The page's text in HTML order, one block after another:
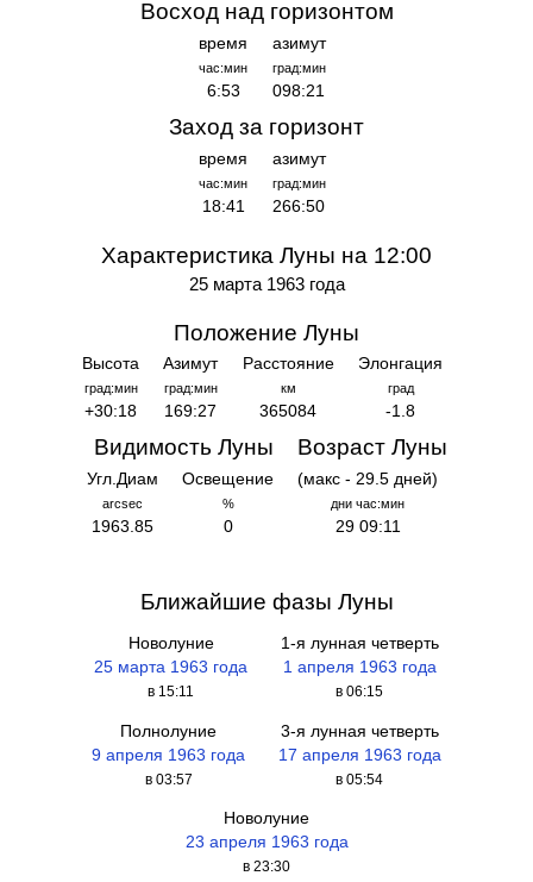
Восход над горизонтом
время
час:мин
6:53
азимут
град:мин
098:21
Заход за горизонт
время
час:мин
18:41
азимут
град:мин
266:50
Характеристика Луны на 12:00
25 марта 1963 года
Положение Луны
Высота
град:мин
+30:18
Азимут
град:мин
169:27
Расстояние
км
365084
Элонгация
град
-1.8
Видимость Луны
Угл.Диам
arcsec
1963.85
Освещение
%
0
Возраст Луны
(макс - 29.5 дней)
дни час:мин
29 09:11
Ближайшие фазы Луны
Новолуние
25 марта 1963 года
в 15:11
1-я лунная четверть
1 апреля 1963 года
в 06:15
Полнолуние
9 апреля 1963 года
в 03:57
3-я лунная четверть
17 апреля 1963 года
в 05:54
Новолуние
23 апреля 1963 года
в 23:30